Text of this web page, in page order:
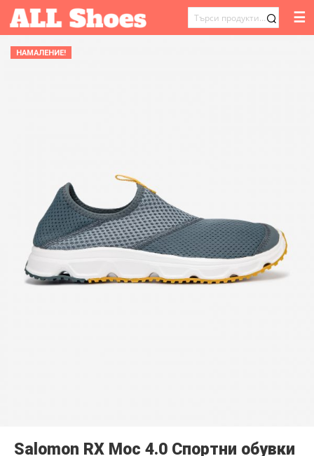
ТЪРСЕНЕ
☰
НАМАЛЕНИЕ!
Salomon RX Moc 4.0 Спортни обувки